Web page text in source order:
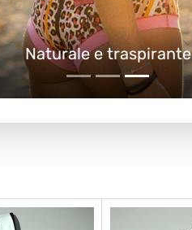
Naturale e traspirante